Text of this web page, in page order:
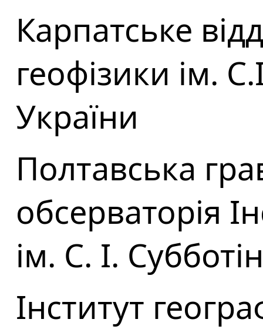
Карпатське
геофізики ім.
України
Полтавська
обсерваторія
ім. С. І.
Інститут